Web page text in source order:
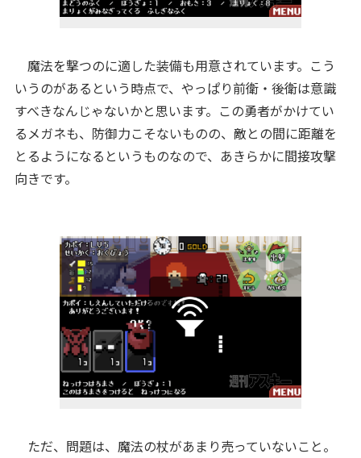
魔法を撃つのに適した装備も用意されています。こう
いうのがあるという時点で、やっぱり前衛・後衛は意識
すべきなんじゃないかと思います。この勇者がかけてい
るメガネも、防御力こそないものの、敵との間に距離を
とるようになるというものなので、あきらかに間接攻撃
向きです。
ただ、問題は、魔法の杖があまり売っていないこと。